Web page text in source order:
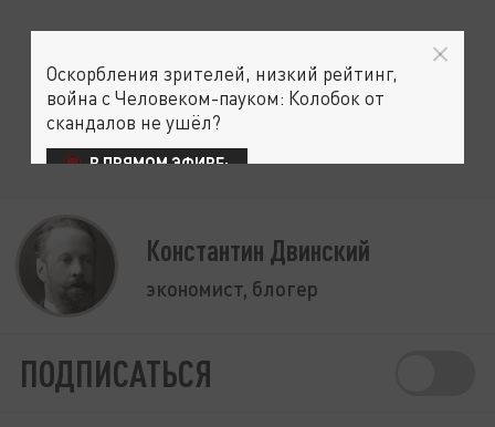
Константин Двинский
экономист, блогер
ПОДПИСАТЬСЯ
Оскорбления зрителей, низкий рейтинг,
война с Человеком-пауком: Колобок от
скандалов не ушёл?
В ПРЯМОМ ЭФИРЕ: